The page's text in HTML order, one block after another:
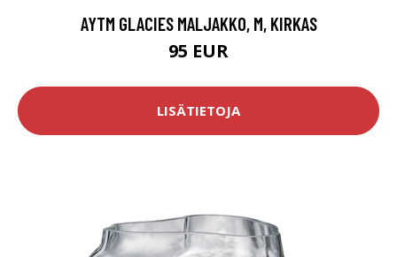
AYTM GLACIES MALJAKKO, M, KIRKAS
95 EUR
LISÄTIETOJA